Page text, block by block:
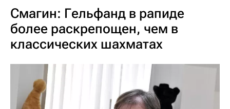
Смагин: Гельфанд в рапиде
более раскрепощен, чем в
классических шахматах